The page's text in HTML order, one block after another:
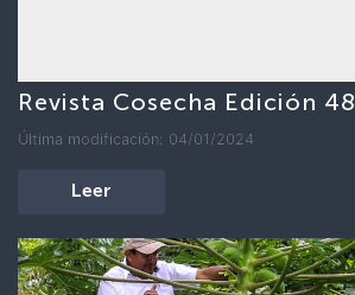
Revista Cosecha Edición 48
Última modificación: 04/01/2024
Leer